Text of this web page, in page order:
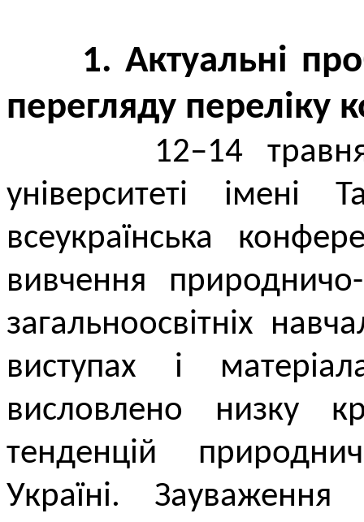
1. Актуальні
перегляду переліку
12–14 травня
університеті імені
всеукраїнська
вивчення
загальноосвітніх
виступах і
висловлено низку
тенденцій
Україні.